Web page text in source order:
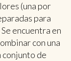
(una por
para
encuentra en
con una
conjunto de